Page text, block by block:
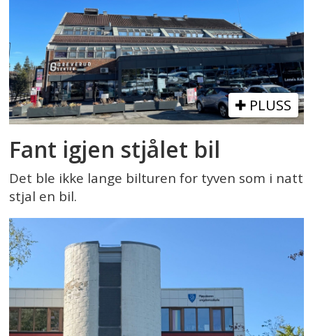
PLUSS
Fant igjen stjålet bil
Det ble ikke lange bilturen for tyven som i natt
stjal en bil.